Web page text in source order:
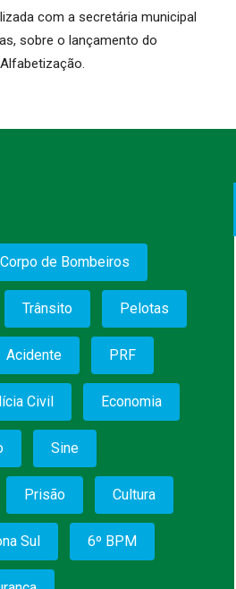
com a secretária municipal
sobre o lançamento do
Corpo de Bombeiros
Trânsito Pelotas
Acidente PRF
Civil Economia
Sine
Prisão Cultura
Sul 6º BPM